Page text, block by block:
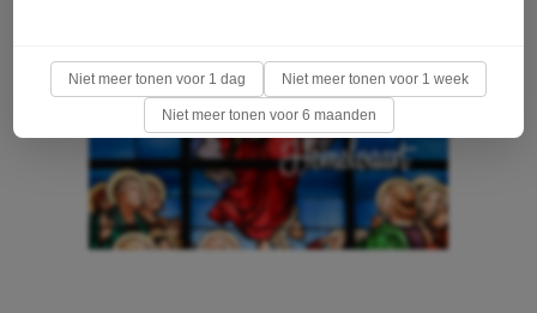
Niet meer tonen voor 1 dag Niet meer tonen voor 1 week
Niet meer tonen voor 6 maanden